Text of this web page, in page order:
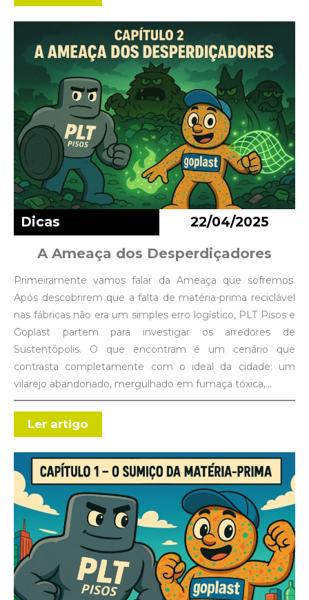
A Ameaça dos Desperdiçadores
Dicas 22/04/2025
Primeiramente vamos falar da Ameaça que sofremos.
Após descobrirem que a falta de matéria-prima reciclável
nas fábricas não era um simples erro logístico, PLT Pisos e
Goplast partem para investigar os arredores de
Sustentópolis. O que encontram é um cenário que
contrasta completamente com o ideal da cidade: um
vilarejo abandonado, mergulhado em fumaça tóxica,…
Ler artigo